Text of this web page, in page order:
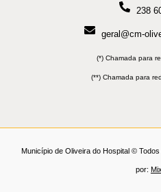
238
geral@cm-
(*) Chamada para
(**) Chamada para
Município de Oliveira do Hospital ©
por: